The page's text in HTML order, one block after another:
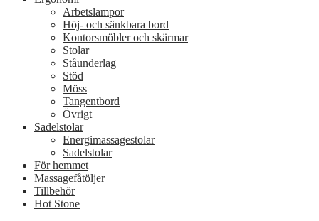
Arbetslampor
Höj- och sänkbara bord
Kontorsmöbler och skärmar
Stolar
Ståunderlag
Stöd
Möss
Tangentbord
Övrigt
Sadelstolar
Energimassagestolar
Sadelstolar
För hemmet
Massagefåtöljer
Tillbehör
Hot Stone